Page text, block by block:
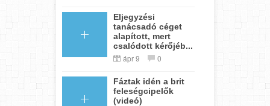
Eljegyzési
tanácsadó céget
alapított, mert
csalódott kérőjéb...
ápr 9 0
Fáztak idén a brit
feleségcipelők
(videó)